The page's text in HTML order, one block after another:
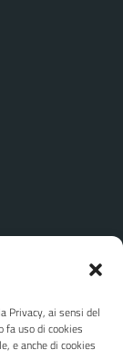
Privacy, ai sensi del
fa uso di cookies
e anche di cookies